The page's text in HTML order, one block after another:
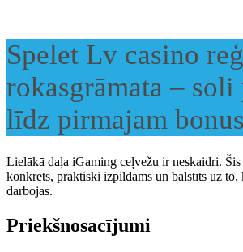
Spelet Lv casino
rokasgrāmata –
līdz pirmajam
Lielākā daļa iGaming ceļvežu ir neskaidri.
konkrēts, praktiski izpildāms un balstīts uz to,
darbojas.
Priekšnosacījumi